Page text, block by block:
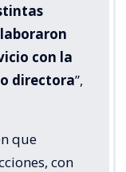
con la
directora”,
que
con